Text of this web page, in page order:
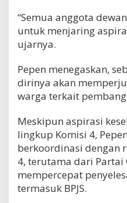
“Semua anggota
untuk menjaring
ujarnya.
Pepen menegaskan,
dirinya akan
warga terkait
Meskipun aspirasi
lingkup Komisi 4,
berkoordinasi dengan
4, terutama dari
mempercepat
termasuk BPJS.